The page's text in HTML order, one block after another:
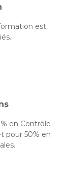
est
en Contrôle
pour 50% en